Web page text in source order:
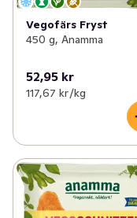
Vegofärs Fryst
450 g, Anamma
52,95 kr
117,67 kr /kg